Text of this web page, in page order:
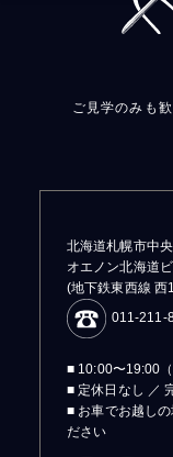
ご見学のみも
北海道札幌市中
オエノン北海道
(地下鉄東西線
011-211-
■ 10:00〜19:00
■ 定休日なし ／
■ お車でお越し
ださい